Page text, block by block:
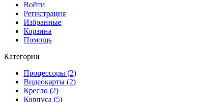
Войти
Регистрация
Избранные
Корзина
Помощь
Категории
Процессоры (2)
Видеокарты (2)
Кресло (2)
Корпуса (5)